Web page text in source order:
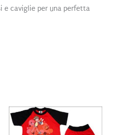
e caviglie per una perfetta